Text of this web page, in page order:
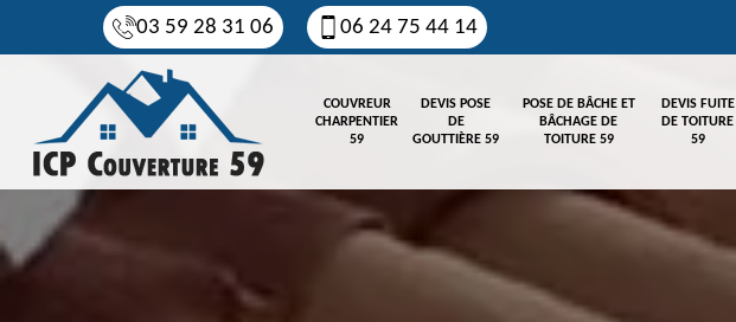
03 59 28 31 06 06 24 75 44 14
COUVREUR
CHARPENTIER
59
DEVIS POSE
DE
GOUTTIÈRE 59
POSE DE BÂCHE ET
BÂCHAGE DE
TOITURE 59
DEVIS FUITE
DE TOITURE
59